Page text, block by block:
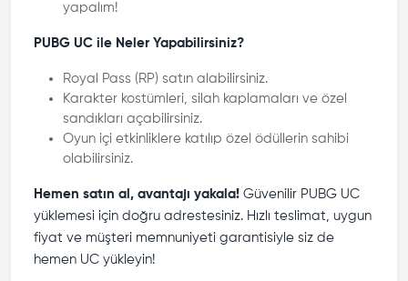
yapalım!
PUBG UC ile Neler Yapabilirsiniz?
Royal Pass (RP) satın alabilirsiniz.
Karakter kostümleri, silah kaplamaları ve özel
sandıkları açabilirsiniz.
Oyun içi etkinliklere katılıp özel ödüllerin sahibi
olabilirsiniz.
Hemen satın al, avantajı yakala! Güvenilir PUBG UC
yüklemesi için doğru adrestesiniz. Hızlı teslimat, uygun
fiyat ve müşteri memnuniyeti garantisiyle siz de
hemen UC yükleyin!